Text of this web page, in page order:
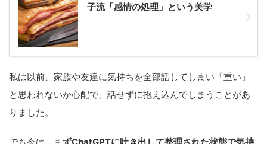
子流「感情の処理」という美学
私は以前、家族や友達に気持ちを全部話してしまい「重い」
と思われないか心配で、話せずに抱え込んでしまうことがあ
りました。